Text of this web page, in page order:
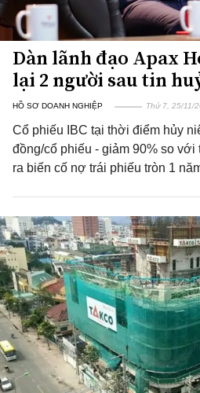
Dàn lãnh đạo Apax
lại 2 người sau tin
HỒ SƠ DOANH NGHIỆP Thứ 7, 25/11/
Cổ phiếu IBC tại thời điểm hủy
đồng/cổ phiếu - giảm 90% so
ra biến cố nợ trái phiếu tròn 1